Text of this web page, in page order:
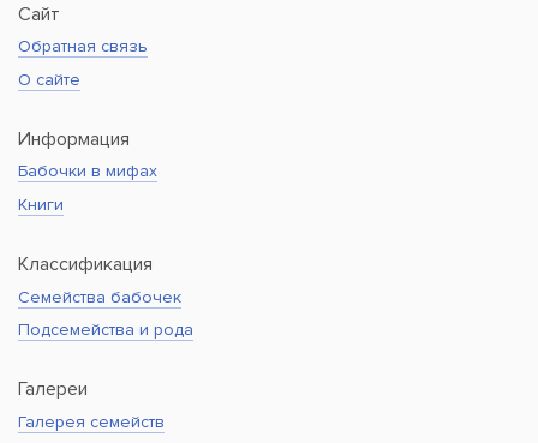
Сайт
Обратная связь
О сайте
Информация
Бабочки в мифах
Книги
Классификация
Семейства бабочек
Подсемейства и рода
Галереи
Галерея семейств